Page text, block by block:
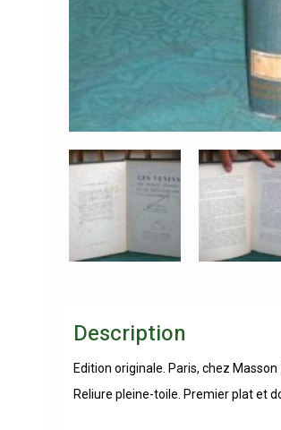
Description
Edition originale. Paris, chez Masson
Reliure pleine-toile. Premier plat et